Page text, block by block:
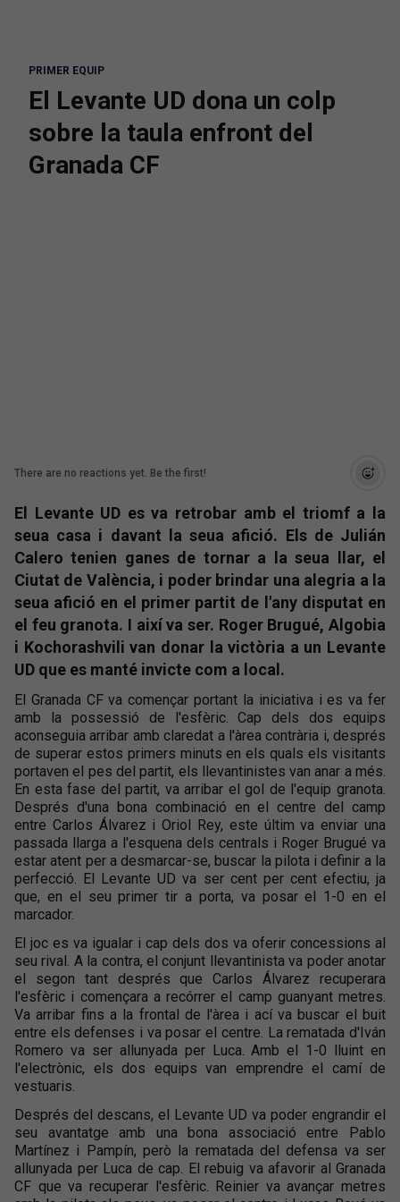
PRIMER EQUIP
El Levante UD dona un colp
sobre la taula enfront del
Granada CF
There are no reactions yet. Be the first!
El Levante UD es va retrobar amb el triomf a la
seua casa i davant la seua afició. Els de Julián
Calero tenien ganes de tornar a la seua llar, el
Ciutat de València, i poder brindar una alegria a la
seua afició en el primer partit de l'any disputat en
el feu granota. I així va ser. Roger Brugué, Algobia
i Kochorashvili van donar la victòria a un Levante
UD que es manté invicte com a local.
El Granada CF va començar portant la iniciativa i es va fer
amb la possessió de l'esfèric. Cap dels dos equips
aconseguia arribar amb claredat a l'àrea contrària i, després
de superar estos primers minuts en els quals els visitants
portaven el pes del partit, els llevantinistes van anar a més.
En esta fase del partit, va arribar el gol de l'equip granota.
Després d'una bona combinació en el centre del camp
entre Carlos Álvarez i Oriol Rey, este últim va enviar una
passada llarga a l'esquena dels centrals i Roger Brugué va
estar atent per a desmarcar-se, buscar la pilota i definir a la
perfecció. El Levante UD va ser cent per cent efectiu, ja
que, en el seu primer tir a porta, va posar el 1-0 en el
marcador.
El joc es va igualar i cap dels dos va oferir concessions al
seu rival. A la contra, el conjunt llevantinista va poder anotar
el segon tant després que Carlos Álvarez recuperara
l'esfèric i començara a recórrer el camp guanyant metres.
Va arribar fins a la frontal de l'àrea i ací va buscar el buit
entre els defenses i va posar el centre. La rematada d'Iván
Romero va ser allunyada per Luca. Amb el 1-0 lluint en
l'electrònic, els dos equips van emprendre el camí de
vestuaris.
Després del descans, el Levante UD va poder engrandir el
seu avantatge amb una bona associació entre Pablo
Martínez i Pampín, però la rematada del defensa va ser
allunyada per Luca de cap. El rebuig va afavorir al Granada
CF que va recuperar l'esfèric. Reinier va avançar metres